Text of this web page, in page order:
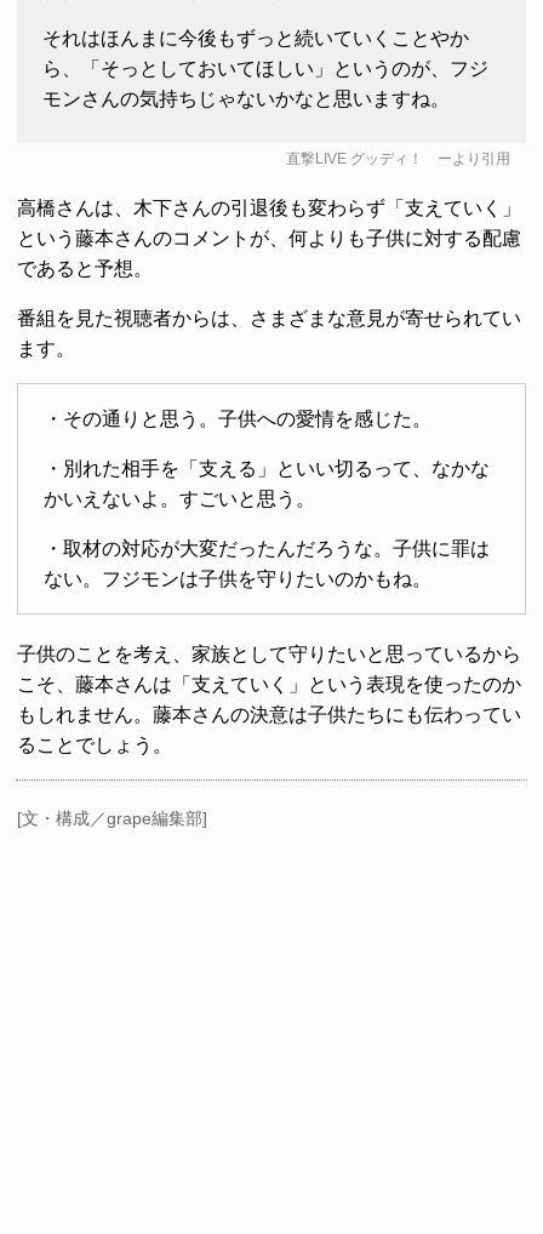
それはほんまに今後もずっと続いていくことやか
ら、「そっとしておいてほしい」というのが、フジ
モンさんの気持ちじゃないかなと思いますね。
直撃LIVE グッディ！ ーより引用
高橋さんは、木下さんの引退後も変わらず「支えていく」
という藤本さんのコメントが、何よりも子供に対する配慮
であると予想。
番組を見た視聴者からは、さまざまな意見が寄せられてい
ます。
・その通りと思う。子供への愛情を感じた。
・別れた相手を「支える」といい切るって、なかな
かいえないよ。すごいと思う。
・取材の対応が大変だったんだろうな。子供に罪は
ない。フジモンは子供を守りたいのかもね。
子供のことを考え、家族として守りたいと思っているから
こそ、藤本さんは「支えていく」という表現を使ったのか
もしれません。藤本さんの決意は子供たちにも伝わってい
ることでしょう。
[文・構成／grape編集部]